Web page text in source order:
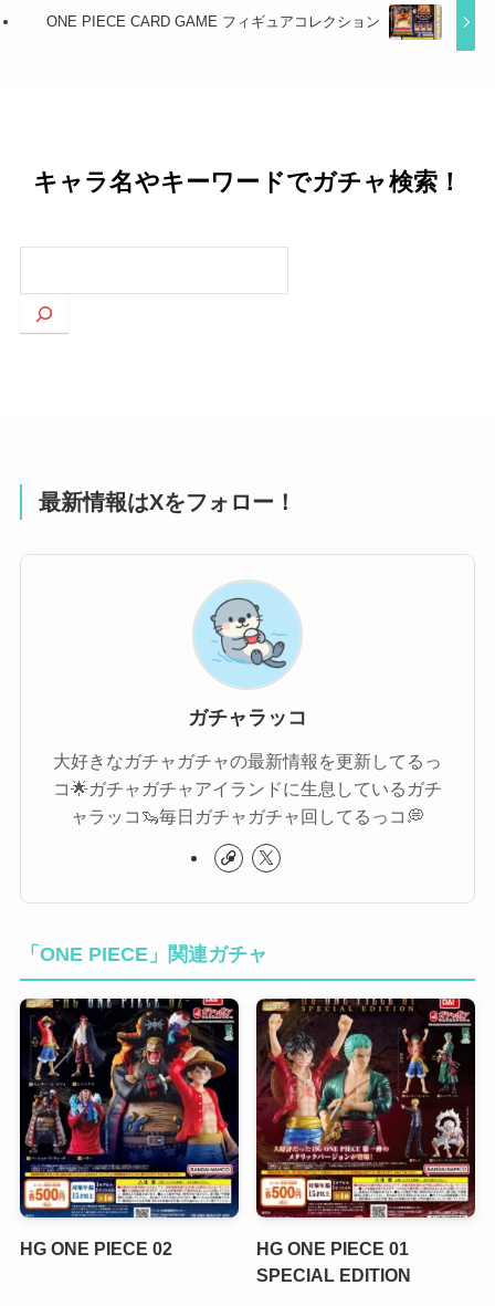
ONE PIECE CARD GAME フィギュアコレクション
キャラ名やキーワードでガチャ検索！
索
最新情報はXをフォロー！
ガチャラッコ
大好きなガチャガチャの最新情報を更新してるっ
コ🌟ガチャガチャアイランドに生息しているガチ
ャラッコ🦦毎日ガチャガチャ回してるっコ💭
「ONE PIECE」関連ガチャ
HG ONE PIECE 02
HG ONE PIECE 01
SPECIAL EDITION